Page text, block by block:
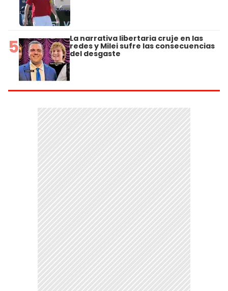
5 La narrativa libertaria cruje en las
redes y Milei sufre las consecuencias
del desgaste